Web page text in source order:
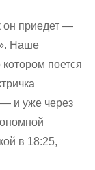
он приедет —
Наше
поется
и уже через
в 18:25,